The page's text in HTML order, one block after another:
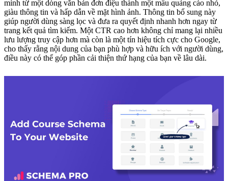
mình từ một dòng văn bản đơn điệu thành một mẩu quảng cáo nhỏ,
giàu thông tin và hấp dẫn về mặt hình ảnh. Thông tin bổ sung này
giúp người dùng sàng lọc và đưa ra quyết định nhanh hơn ngay từ
trang kết quả tìm kiếm. Một CTR cao hơn không chỉ mang lại nhiều
lưu lượng truy cập hơn mà còn là một tín hiệu tích cực cho Google,
cho thấy rằng nội dung của bạn phù hợp và hữu ích với người dùng,
điều này có thể góp phần cải thiện thứ hạng của bạn về lâu dài.